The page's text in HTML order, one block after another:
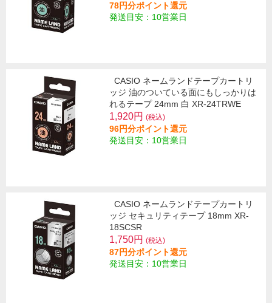
78円分ポイント還元
発送目安：10営業日
CASIO ネームランドテープカートリ
ッジ 油のついている面にもしっかりは
れるテープ 24mm 白 XR-24TRWE
1,920円 (税込)
96円分ポイント還元
発送目安：10営業日
CASIO ネームランドテープカートリ
ッジ セキュリティテープ 18mm XR-
18SCSR
1,750円 (税込)
87円分ポイント還元
発送目安：10営業日